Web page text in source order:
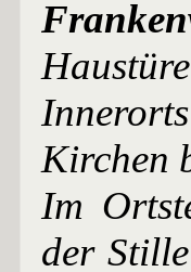
Kirchen
Im
der